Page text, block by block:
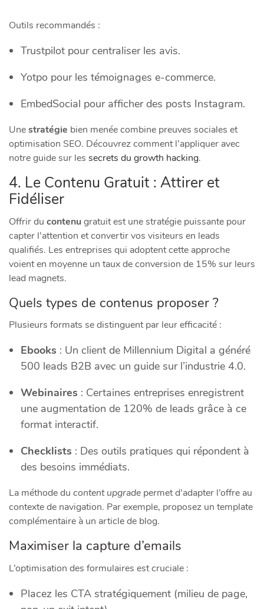
Outils recommandés :
Trustpilot pour centraliser les avis.
Yotpo pour les témoignages e-commerce.
EmbedSocial pour afficher des posts Instagram.
Unestratégie bien menée combine preuves sociales et
optimisation SEO. Découvrez comment l’appliquer avec
notre guide sur les secrets du growth hacking.
4. Le Contenu Gratuit : Attirer et
Fidéliser
Offrir du contenugratuit est une stratégie puissante pour
capter l’attention et convertir vos visiteurs en leads
qualifiés. Les entreprises qui adoptent cette approche
voient en moyenne un taux de conversion de 15% sur leurs
lead magnets.
Quels types de contenus proposer ?
Plusieurs formats se distinguent par leur efficacité :
Ebooks : Un client de Millennium Digital a généré
500 leads B2B avec un guide sur l’industrie 4.0.
Webinaires : Certaines entreprises enregistrent
une augmentation de 120% de leads grâce à ce
format interactif.
Checklists : Des outils pratiques qui répondent à
des besoins immédiats.
La méthode du content upgrade permet d’adapter l’offre au
contexte de navigation. Par exemple, proposez un template
complémentaire à un article de blog.
Maximiser la capture d’emails
L’optimisation des formulaires est cruciale :
Placez les CTA stratégiquement (milieu de page,